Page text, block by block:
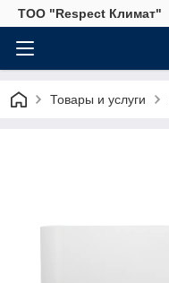
ТОО "Respect Климат"
Товары и услуги